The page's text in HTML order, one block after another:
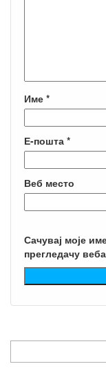
Име *
Е-пошта *
Веб место
Сачувај моје
прегледачу
за: